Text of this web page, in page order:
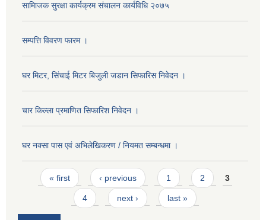
सामािजक सुरक्षा कार्यक्रम संचालन कार्यविधि २०७५
सम्पत्ति विवरण फारम ।
घर मिटर, सिंचाई मिटर बिजुली जडान सिफारिस निवेदन ।
चार किल्ला प्रमाणित सिफारिश निवेदन ।
घर नक्सा पास एवं अभिलेखिकरण / नियमत सम्बन्धमा ।
Pages
« first ‹ previous 1 2 3
4 next › last »